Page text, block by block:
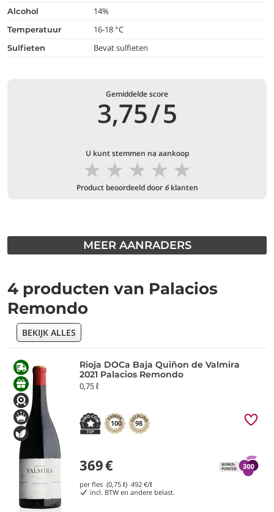
alcohol 14%
temperatuur 16-18 °C
Sulfieten Bevat sulfieten
Gemiddelde score
3,75/5
U kunt stemmen na aankoop
★
★
★
★
★
Product beoordeeld door 6klanten
MEER AANRADERS
4 producten van Palacios
Remondo
BEKIJK ALLES
Rioja DOCa Baja Quiñon de Valmira
2021 Palacios Remondo
0,75 ℓ
100 98
369€
per fles (0,75 ℓ) 492 €/ℓ
incl. BTW en andere belast.